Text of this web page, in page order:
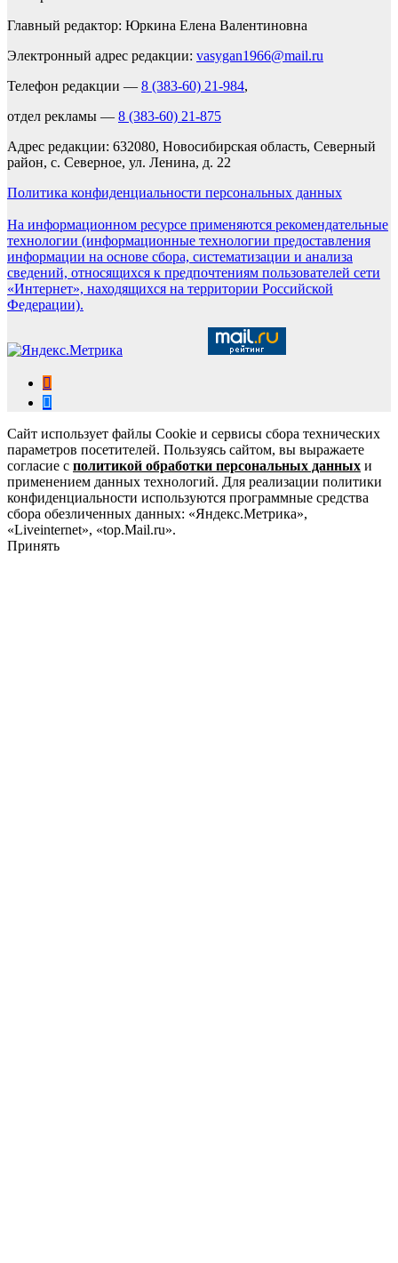
Главный редактор: Юркина Елена Валентиновна
Электронный адрес редакции: vasygan1966@mail.ru
Телефон редакции — 8 (383-60) 21-984,
отдел рекламы — 8 (383-60) 21-875
Адрес редакции: 632080, Новосибирская область, Северный
район, с. Северное, ул. Ленина, д. 22
Политика конфиденциальности персональных данных
На информационном ресурсе применяются рекомендательные
технологии (информационные технологии предоставления
информации на основе сбора, систематизации и анализа
сведений, относящихся к предпочтениям пользователей сети
«Интернет», находящихся на территории Российской
Федерации).
Сайт использует файлы Cookie и сервисы сбора технических
параметров посетителей. Пользуясь сайтом, вы выражаете
согласие с политикой обработки персональных данных и
применением данных технологий. Для реализации политики
конфиденциальности используются программные средства
сбора обезличенных данных: «Яндекс.Метрика»,
«Liveinternet», «top.Mail.ru».
Принять